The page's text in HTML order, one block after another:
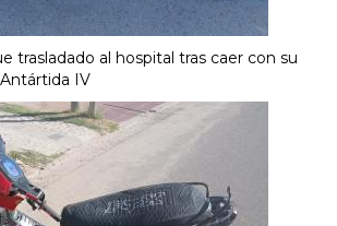
trasladado al hospital tras caer con su
IV